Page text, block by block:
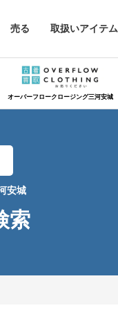
売る 取扱いアイテム
オーバーフロークロージング三河安城
安城
索